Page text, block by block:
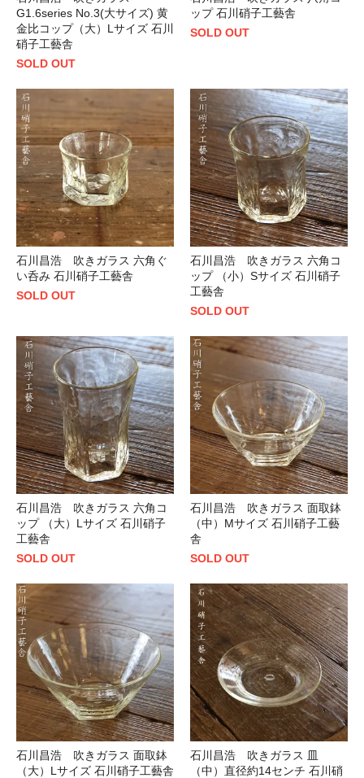
G1.6series No.3(大サイズ) 黄
金比コップ（大）Lサイズ 石川
硝子工藝舎
SOLD OUT
ップ 石川硝子工藝舎
SOLD OUT
石川昌浩 吹きガラス 六角ぐ
い呑み 石川硝子工藝舎
SOLD OUT
石川昌浩 吹きガラス 六角コ
ップ （小）Sサイズ 石川硝子
工藝舎
SOLD OUT
石川昌浩 吹きガラス 六角コ
ップ （大）Lサイズ 石川硝子
工藝舎
SOLD OUT
石川昌浩 吹きガラス 面取鉢
（中）Mサイズ 石川硝子工藝
舎
SOLD OUT
石川昌浩 吹きガラス 面取鉢
（大）Lサイズ 石川硝子工藝舎
石川昌浩 吹きガラス 皿
（中）直径約14センチ 石川硝